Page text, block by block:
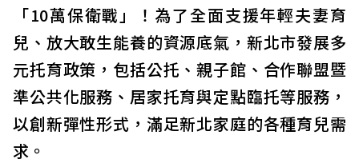
「10萬保衛戰」！為了全面支援年輕夫妻育
兒、放大敢生能養的資源底氣，新北市發展多
元托育政策，包括公托、親子館、合作聯盟暨
準公共化服務、居家托育與定點臨托等服務，
以創新彈性形式，滿足新北家庭的各種育兒需
求。